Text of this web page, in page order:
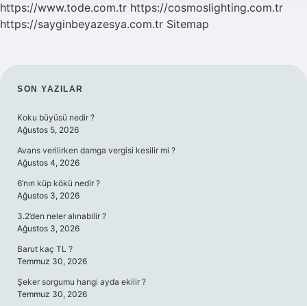
https://www.tode.com.tr https://cosmoslighting.com.tr
https://sayginbeyazesya.com.tr Sitemap
SIDEBAR
SON YAZILAR
Koku büyüsü nedir ?
Ağustos 5, 2026
Avans verilirken damga vergisi kesilir mi ?
Ağustos 4, 2026
6’nın küp kökü nedir ?
Ağustos 3, 2026
3.2’den neler alınabilir ?
Ağustos 3, 2026
Barut kaç TL ?
Temmuz 30, 2026
Şeker sorgumu hangi ayda ekilir ?
Temmuz 30, 2026